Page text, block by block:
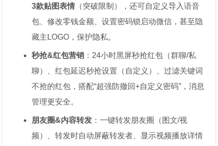
3款贴图表情 （突破限制），还可自定义导入语音
包、修改零钱金额、设置密码锁启动微信，甚至隐
藏主LOGO，保护隐私。
秒抢&红包营销 ：24小时黑屏秒抢红包（群聊/私
聊）、红包延迟秒抢设置（自定义）、过滤关键词
不抢的红包，搭配“超强防撤回+自定义密码”，消息
管理更安全。
朋友圈&内容转发 ：一键转发朋友圈（图文/视
频）、转发时自动屏蔽转发者、显示视频播放详情